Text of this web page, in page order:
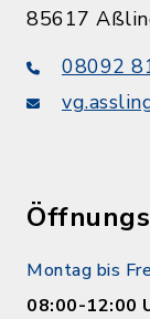
85617
08092
Montag bis
08:00-12:00